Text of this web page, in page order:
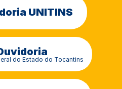
UNITINS
do Estado do Tocantins